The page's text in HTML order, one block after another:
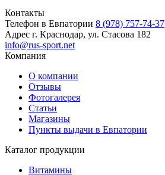
Контакты
Телефон в Евпатории 8 (978) 757-74-37
Адрес г. Краснодар, ул. Стасова 182
info@rus-sport.net
Компания
О компании
Отзывы
Фотогалерея
Статьи
Магазины
Пункты выдачи в Евпатории
Каталог продукции
Витамины